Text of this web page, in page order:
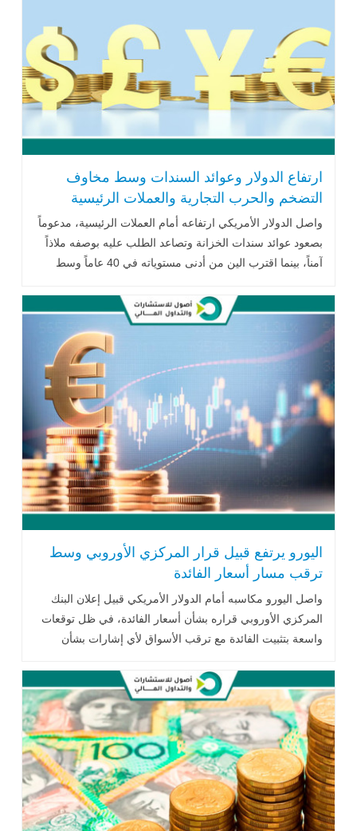
ارتفاع الدولار وعوائد السندات وسط مخاوف
التضخم والحرب التجارية والعملات الرئيسية
تتراجع
واصل الدولار الأمريكي ارتفاعه أمام العملات الرئيسية، مدعوماً
بصعود عوائد سندات الخزانة وتصاعد الطلب عليه بوصفه ملاذاً
آمناً، بينما اقترب الين من أدنى مستوياته في 40 عاماً وسط
اليورو يرتفع قبيل قرار المركزي الأوروبي وسط
ترقب مسار أسعار الفائدة
واصل اليورو مكاسبه أمام الدولار الأمريكي قبيل إعلان البنك
المركزي الأوروبي قراره بشأن أسعار الفائدة، في ظل توقعات
واسعة بتثبيت الفائدة مع ترقب الأسواق لأي إشارات بشأن